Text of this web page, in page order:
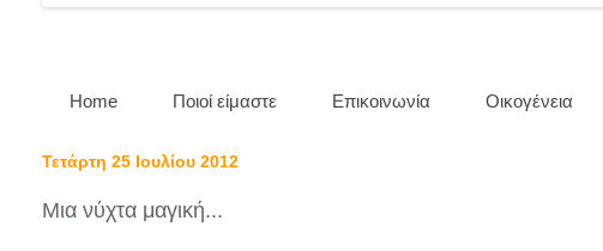
Home Ποιοί είμαστε Επικοινωνία Οικογένεια
Τετάρτη 25 Ιουλίου 2012
Μια νύχτα μαγική...